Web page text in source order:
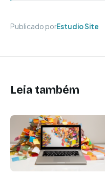
Publicado porEstudio Site
Leia também